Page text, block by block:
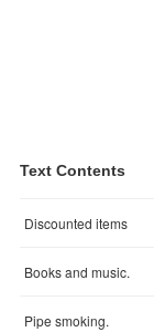
Text Contents
Discounted items
Books and music.
Pipe smoking.